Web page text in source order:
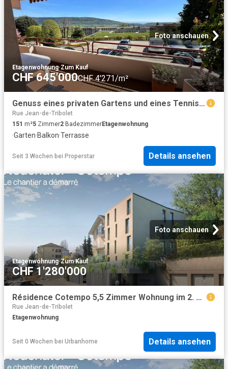
Foto anschauen
Etagenwohnung·Zum Kauf
CHF 645'000CHF 4'271/m²
Genuss eines privaten Gartens und eines Tennisplatzes
Rue Jean-de-Tribolet
151 m²5 Zimmer2 BadezimmerEtagenwohnung
·Garten·Balkon·Terrasse
Seit 3 Wochen bei Properstar Details ansehen
Foto anschauen
Etagenwohnung·Zum Kauf
CHF 1'280'000
Résidence Cotempo 5,5 Zimmer Wohnung im 2. Stock – Grundstück B
Rue Jean-de-Tribolet
Etagenwohnung
Seit 0 Wochen bei Urbanhome Details ansehen